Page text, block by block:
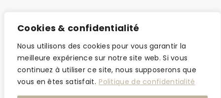
Cookies & confidentialité
Nous utilisons des cookies pour vous garantir la
meilleure expérience sur notre site web. Si vous
continuez à utiliser ce site, nous supposerons que
vous en êtes satisfait. Politique de confidentialité
©2024 amar-avocat.com |Mentions légales| Made with love byJonathan